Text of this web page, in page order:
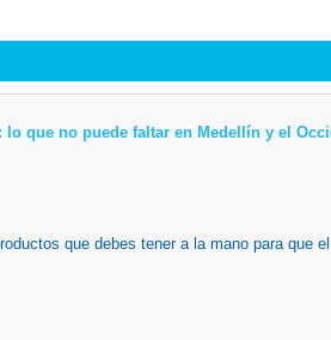
que no puede faltar en Medellín y el
que debes tener a la mano para que